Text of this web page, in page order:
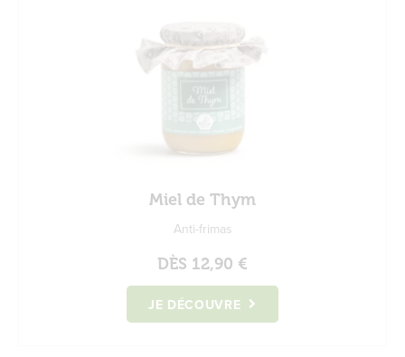
Miel de Thym
Anti-frimas
DÈS 12,90 €
JE DÉCOUVRE